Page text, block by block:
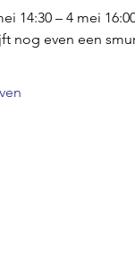
14:30 – 4 mei
nog even een